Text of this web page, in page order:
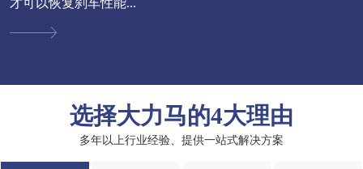
才可以恢复刹车性能...
选择大力马的4大理由
多年以上行业经验、提供一站式解决方案